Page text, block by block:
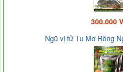
300.000
Ngũ vị tử Tu Mơ Rông